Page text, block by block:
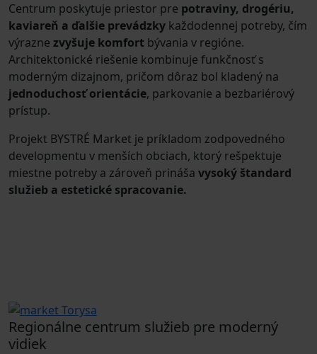
Centrum poskytuje priestor pre potraviny, drogériu,
kaviareň a ďalšie prevádzky každodennej potreby, čím
výrazne zvyšuje komfort bývania v regióne.
Architektonické riešenie kombinuje funkčnosť s
moderným dizajnom, pričom dôraz bol kladený na
jednoduchosť orientácie, parkovanie a bezbariérový
prístup.
Projekt BYSTRÉ Market je príkladom zodpovedného
developmentu v menších obciach, ktorý rešpektuje
miestne potreby a zároveň prináša vysoký štandard
služieb a estetické spracovanie.
Regionálne centrum služieb pre moderný
vidiek